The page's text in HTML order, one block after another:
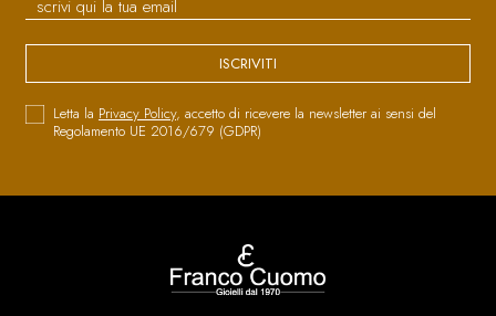
ISCRIVITI
Letta la Privacy Policy, accetto di ricevere la newsletter ai sensi del
Regolamento UE 2016/679 (GDPR)